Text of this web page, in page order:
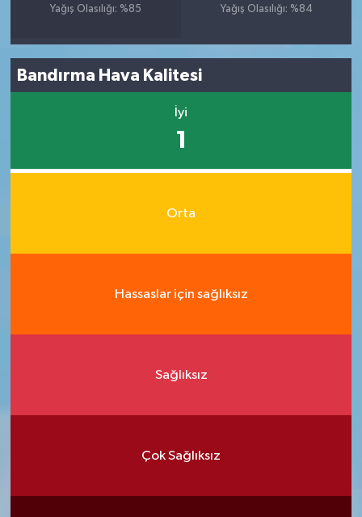
Yağış Olasılığı: %85
Yağış Olasılığı: %84
Bandırma Hava Kalitesi
İyi
1
Orta
Hassaslar için sağlıksız
Sağlıksız
Çok Sağlıksız